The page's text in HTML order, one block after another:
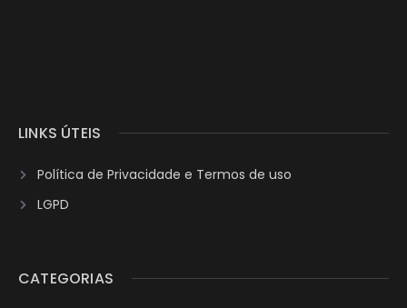
LINKS ÚTEIS
Política de Privacidade e Termos de uso
LGPD
CATEGORIAS